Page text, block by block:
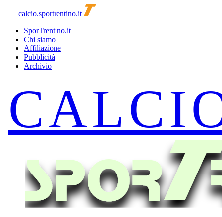
calcio.sportrentino.it
SporTrentino.it
Chi siamo
Affiliazione
Pubblicità
Archivio